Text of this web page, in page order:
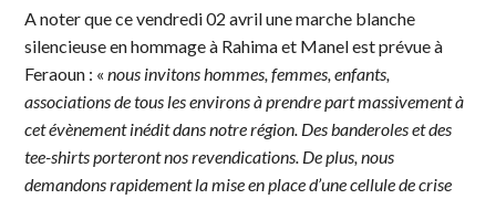
A noter que ce vendredi 02 avril une marche blanche
silencieuse en hommage à Rahima et Manel est prévue à
Feraoun : « nous invitons hommes, femmes, enfants,
associations de tous les environs à prendre part massivement à
cet évènement inédit dans notre région. Des banderoles et des
tee-shirts porteront nos revendications. De plus, nous
demandons rapidement la mise en place d’une cellule de crise